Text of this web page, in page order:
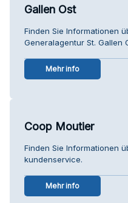
Gallen Ost
Finden Sie Informationen
Generalagentur St. Gallen
Mehr info
Coop Moutier
Finden Sie Informationen
kundenservice.
Mehr info